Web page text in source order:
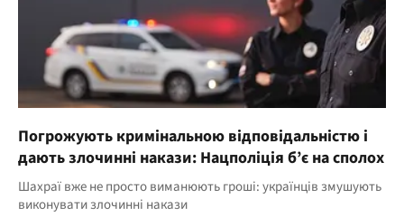
Погрожують кримінальною відповідальністю і
дають злочинні накази: Нацполіція б’є на сполох
Шахраї вже не просто виманюють гроші: українців змушують
виконувати злочинні накази